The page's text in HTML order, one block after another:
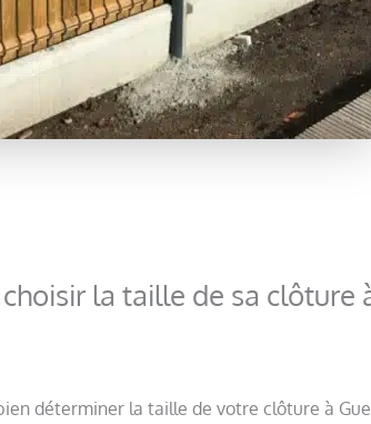
la taille de sa clôture
déterminer la taille de votre clôture à